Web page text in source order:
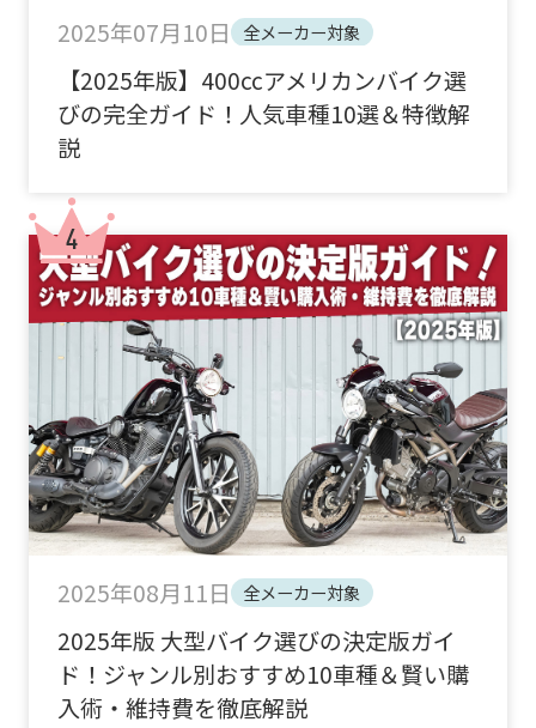
2025年07月10日 全メーカー対象
【2025年版】400ccアメリカンバイク選
びの完全ガイド！人気車種10選＆特徴解
説
2025年08月11日 全メーカー対象
2025年版 大型バイク選びの決定版ガイ
ド！ジャンル別おすすめ10車種＆賢い購
入術・維持費を徹底解説